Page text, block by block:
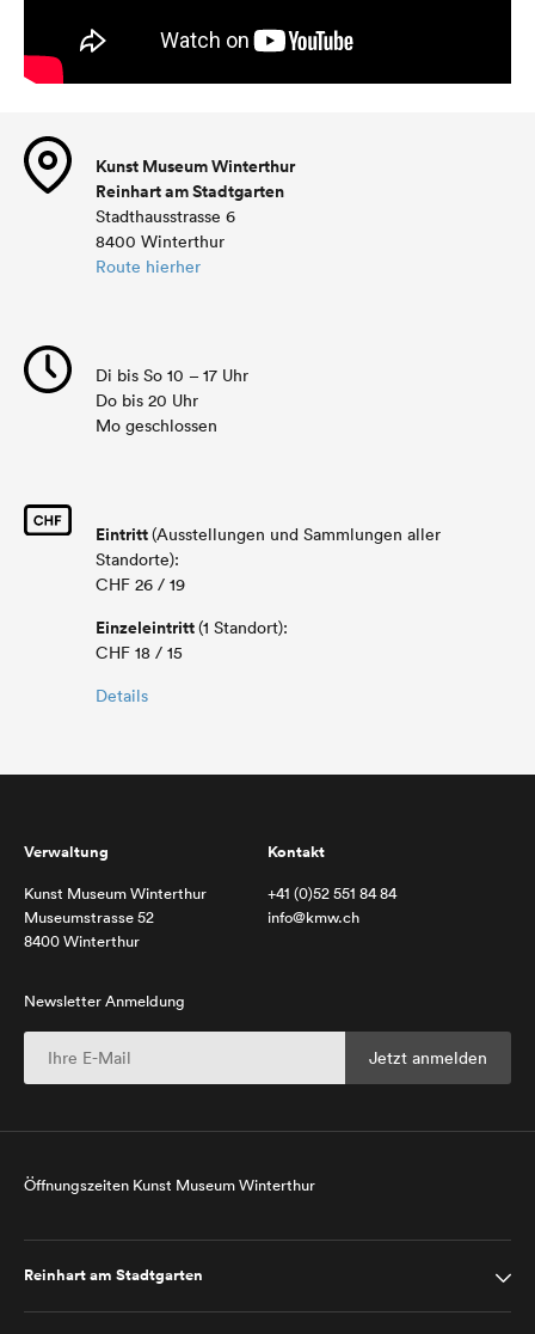
Kunst Museum Winterthur
Reinhart am Stadtgarten
Stadthausstrasse 6
8400 Winterthur
Route hierher
Di bis So 10 – 17 Uhr
Do bis 20 Uhr
Mo geschlossen
Eintritt(Ausstellungen und Sammlungen aller
Standorte):
CHF 26 / 19
Einzeleintritt(1 Standort):
CHF 18 / 15
Details
Verwaltung
Kunst Museum Winterthur
Museumstrasse 52
8400 Winterthur
Kontakt
+41 (0)52 551 84 84
info@kmw.ch
Newsletter Anmeldung
Öffnungszeiten Kunst Museum Winterthur
Reinhart am Stadtgarten